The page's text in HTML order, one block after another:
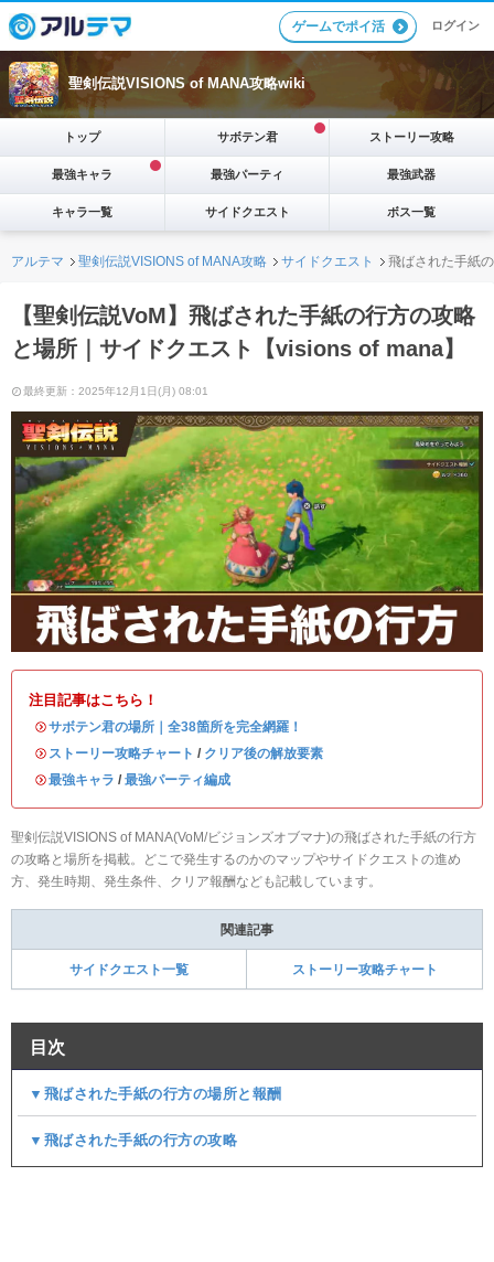
ゲームでポイ活 ログイン
聖剣伝説VISIONS of MANA攻略wiki
トップ サボテン君 ストーリー攻略
最強キャラ 最強パーティ 最強武器
キャラ一覧 サイドクエスト ボス一覧
アルテマ 聖剣伝説VISIONS of MANA攻略 サイドクエスト 飛ばされた手紙
【聖剣伝説VoM】飛ばされた手紙の行方の攻略
と場所｜サイドクエスト【visions of mana】
最終更新：2025年12月1日(月) 08:01
注目記事はこちら！
・サボテン君の場所｜全38箇所を完全網羅！
・ ストーリー攻略チャート / クリア後の解放要素
・最強キャラ / 最強パーティ編成
聖剣伝説VISIONS of MANA(VoM/ビジョンズオブマナ)の飛ばされた手紙の行方
の攻略と場所を掲載。どこで発生するのかのマップやサイドクエストの進め
方、発生時期、発生条件、クリア報酬なども記載しています。
関連記事
サイドクエスト一覧 ストーリー攻略チャート
目次
▼飛ばされた手紙の行方の場所と報酬
▼飛ばされた手紙の行方の攻略